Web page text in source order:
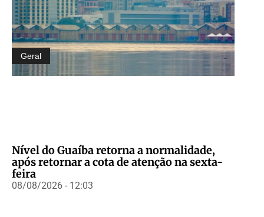
Geral
Nível do Guaíba retorna a normalidade,
após retornar a cota de atenção na sexta-
feira
08/08/2026 - 12:03